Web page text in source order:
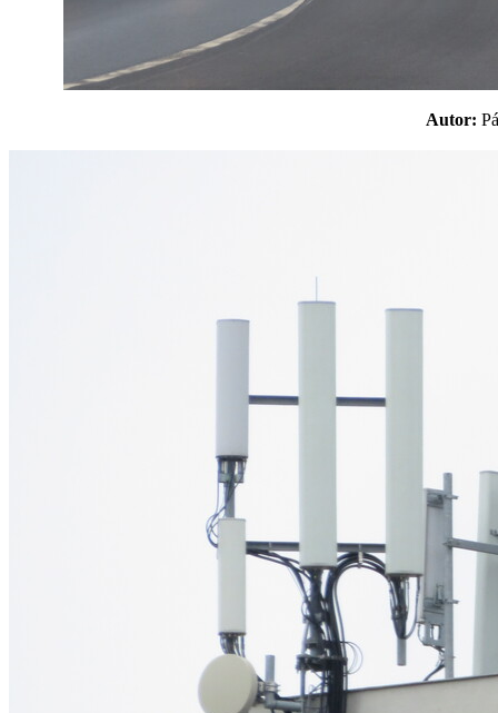
Autor: